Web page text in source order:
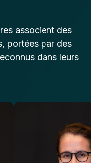
associent des
portées par des
dans leurs